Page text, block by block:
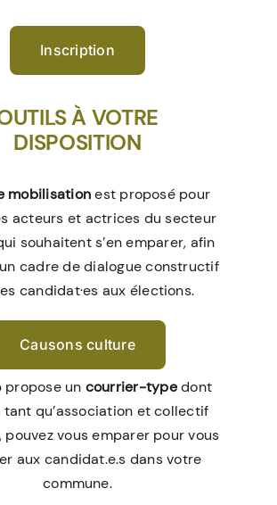
Inscription
À VOTRE
DISPOSITION
mobilisationest proposé pour
acteurs et actrices du secteur
souhaitent s’en emparer, afin
cadre de dialogue constructif
candidat·es aux élections.
Causons culture
propose un courrier-typedont
tant qu’association et collectif
pouvez vous emparer pour vous
aux candidat.e.s dans votre
commune.